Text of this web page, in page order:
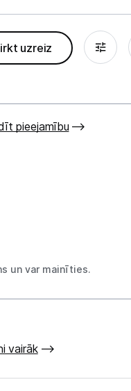
uzreiz
pieejamību
un var mainīties.
vairāk